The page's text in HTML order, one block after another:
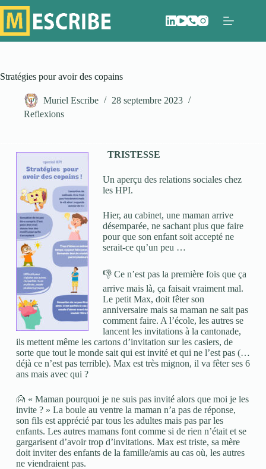
Stratégies pour avoir des copains
Muriel Escribe
28 septembre 2023
Reflexions
TRISTESSE
Un aperçu des relations sociales chez
les HPI.
Hier, au cabinet, une maman arrive
désemparée, ne sachant plus que faire
pour que son enfant soit accepté ne
serait-ce qu’un peu …
👎 Ce n’est pas la première fois que ça
arrive mais là, ça faisait vraiment mal.
Le petit Max, doit fêter son
anniversaire mais sa maman ne sait pas
comment faire. A l’école, les autres se
lancent les invitations à la cantonade,
ils mettent même les cartons d’invitation sur les casiers, de
sorte que tout le monde sait qui est invité et qui ne l’est pas (…
déjà ce n’est pas terrible). Max est très mignon, il va fêter ses 6
ans mais avec qui ?
🙍 « Maman pourquoi je ne suis pas invité alors que moi je les
invite ? » La boule au ventre la maman n’a pas de réponse,
son fils est apprécié par tous les adultes mais pas par les
enfants. Les autres mamans font comme si de rien n’était et se
gargarisent d’avoir trop d’invitations. Max est triste, sa mère
doit inviter des enfants de la famille/amis au cas où, les autres
ne viendraient pas.